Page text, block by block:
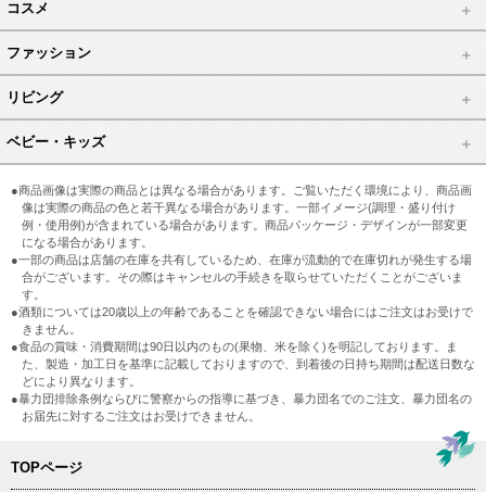
コスメ
ファッション
リビング
ベビー・キッズ
●商品画像は実際の商品とは異なる場合があります。ご覧いただく環境により、商品画
像は実際の商品の色と若干異なる場合があります。一部イメージ(調理・盛り付け
例・使用例)が含まれている場合があります。商品パッケージ・デザインが一部変更
になる場合があります。
●一部の商品は店舗の在庫を共有しているため、在庫が流動的で在庫切れが発生する場
合がございます。その際はキャンセルの手続きを取らせていただくことがございま
す。
●酒類については20歳以上の年齢であることを確認できない場合にはご注文はお受けで
きません。
●食品の賞味・消費期間は90日以内のもの(果物、米を除く)を明記しております。ま
た、製造・加工日を基準に記載しておりますので、到着後の日持ち期間は配送日数な
どにより異なります。
●暴力団排除条例ならびに警察からの指導に基づき、暴力団名でのご注文、暴力団名の
お届先に対するご注文はお受けできません。
TOPページ